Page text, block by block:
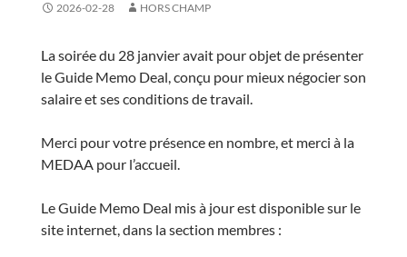
2026-02-28 HORS CHAMP
La soirée du 28 janvier avait pour objet de présenter
le Guide Memo Deal, conçu pour mieux négocier son
salaire et ses conditions de travail.
Merci pour votre présence en nombre, et merci à la
MEDAA pour l’accueil.
Le Guide Memo Deal mis à jour est disponible sur le
site internet, dans la section membres :